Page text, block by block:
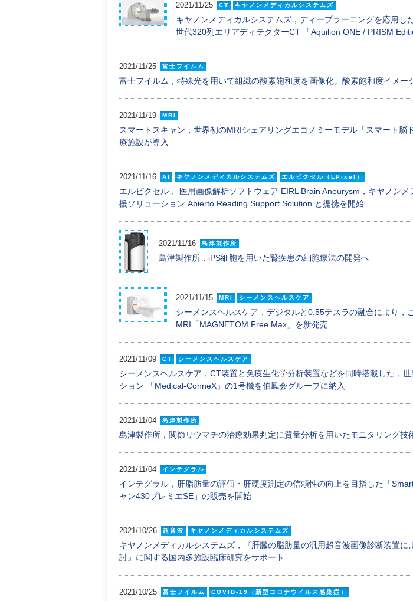
2021/11/25 CT キヤノンメディカルシステムズ
キヤノンメディカルシステムズ，ディープラーニングを応用
世代320列エリアディテクターCT 「Aquilion ONE / PRISM
2021/11/25 富士フイルム
富士フイルム，特殊光を用いて組織の酸素飽和度を画像化。酸素飽和度イメー
2021/11/19 MRI
スマートスキャン，世界初のMRIシェアリングエコノミーモデル「スマート脳
療施設が導入
2021/11/16 AI キヤノンメディカルシステムズ エルピクセル（LPixel）
エルピクセル， 医用画像解析ソフトウェア EIRL Brain Aneurysm，キヤノン
援ソリューション Abierto Reading Support Solution と提携を開始
2021/11/16 島津製作所
島津製作所，iPS細胞を用いた腎疾患の細胞療法の開発へ
2021/11/15 MRI シーメンスヘルスケア
シーメンスヘルスケア，デジタルと0.55テスラの融合により，
MRI「MAGNETOM Free.Max」を新発売
2021/11/09 CT シーメンスヘルスケア
シーメンスヘルスケア，CT装置と免疫生化学分析装置などを同時搭載した，
ション 「Medical-ConneX」の1号機を伯鳳会グループに納入
2021/11/04 島津製作所
島津製作所，関節リウマチの治療効果判定に質量分析を用いたモニタリング技
2021/11/04 インテグラル
インテグラル，肝脂肪量の評価・肝硬度測定の信頼性の向上を目指した「
ャン430プレミエSE」の販売を開始
2021/10/26 超音波 キヤノンメディカルシステムズ
キヤノンメディカルシステムズ，『肝臓の脂肪量の汎用超音波画像診断装置に
討』に関する国内多施設臨床研究をサポート
2021/10/25 富士フイルム COVID-19（新型コロナウイルス感染症）